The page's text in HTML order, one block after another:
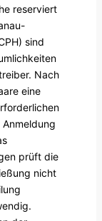
reserviert
sind
Nach
eine
prüft die
nicht